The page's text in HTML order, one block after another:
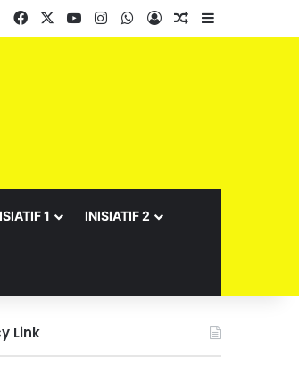
Facebook YouTubeInstagramWhatsApp
Log InRandom Article
1 INISIATIF 2
Link